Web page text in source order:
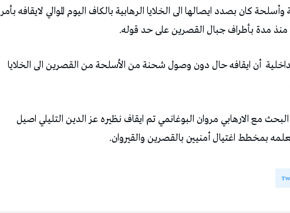
كان بصدد ايصالها الى الخلايا الرهابية بالكاف اليوم الموالي لايقافه بأمر
منذ مدة بأطراف جبال القصرين على حد قوله.
أن ايقافه حال دون وصول شحنة من الأسلحة من القصرين الى الخلايا
مع الارهابي مروان البوغانمي تم ايقاف نظيره عز الدين التليلي اصيل
بمخطط اغتيال أمنيين بالقصرين والقيروان.